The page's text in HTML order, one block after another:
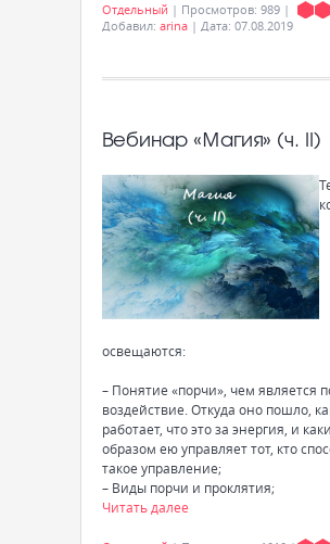
Отдельный | Просмотров: 989 |
Добавил: arina | Дата: 07.08.2019
Вебинар «Магия» (ч. II)
освещаются:
– Понятие «порчи», чем является
воздействие. Откуда оно пошло,
работает, что это за энергия, и
образом ею управляет тот, кто
такое управление;
– Виды порчи и проклятия;
Читать далее